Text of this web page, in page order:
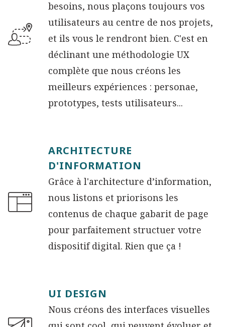
besoins, nous plaçons toujours vos
utilisateurs au centre de nos projets,
et ils vous le rendront bien. C'est en
déclinant une méthodologie UX
complète que nous créons les
meilleurs expériences : personae,
prototypes, tests utilisateurs...
ARCHITECTURE
D'INFORMATION
Grâce à l'architecture d’information,
nous listons et priorisons les
contenus de chaque gabarit de page
pour parfaitement structuer votre
dispositif digital. Rien que ça !
UI DESIGN
Nous créons des interfaces visuelles